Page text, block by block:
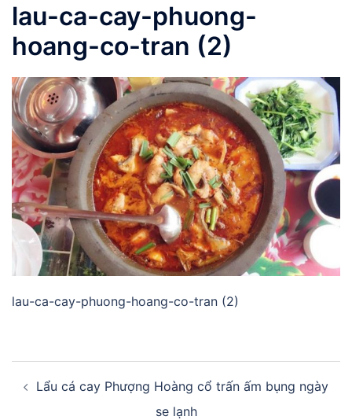
lau-ca-cay-phuong-
hoang-co-tran (2)
lau-ca-cay-phuong-hoang-co-tran (2)
hướng
Lẩu cá cay Phượng Hoàng cổ trấn ấm bụng ngày
se lạnh